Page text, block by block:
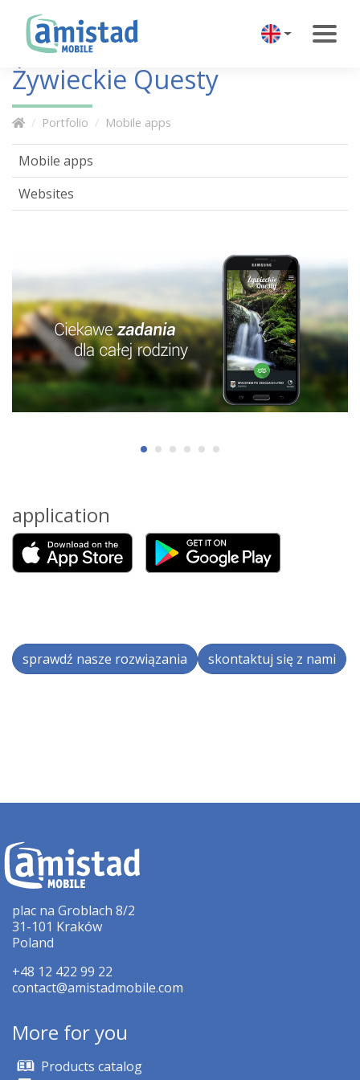
Żywieckie Questy
Portfolio Mobile apps
application
sprawdź nasze rozwiązania skontaktuj się z nami
Mobile apps
Websites
plac na Groblach 8/2
31-101 Kraków
Poland
+48 12 422 99 22
contact@amistadmobile.com
More for you
Products catalog